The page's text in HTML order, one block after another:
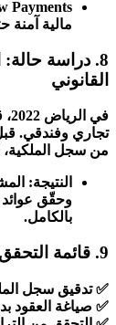
مالية
8. دراسة
القانوني
تجاري وفندقي.
من سجل
النتيجة:
وحقّق عوائد
بالكامل.
9. قائمة التحقق العملية (Checklist)
✅ تدقيق سجل
✅ صياغة